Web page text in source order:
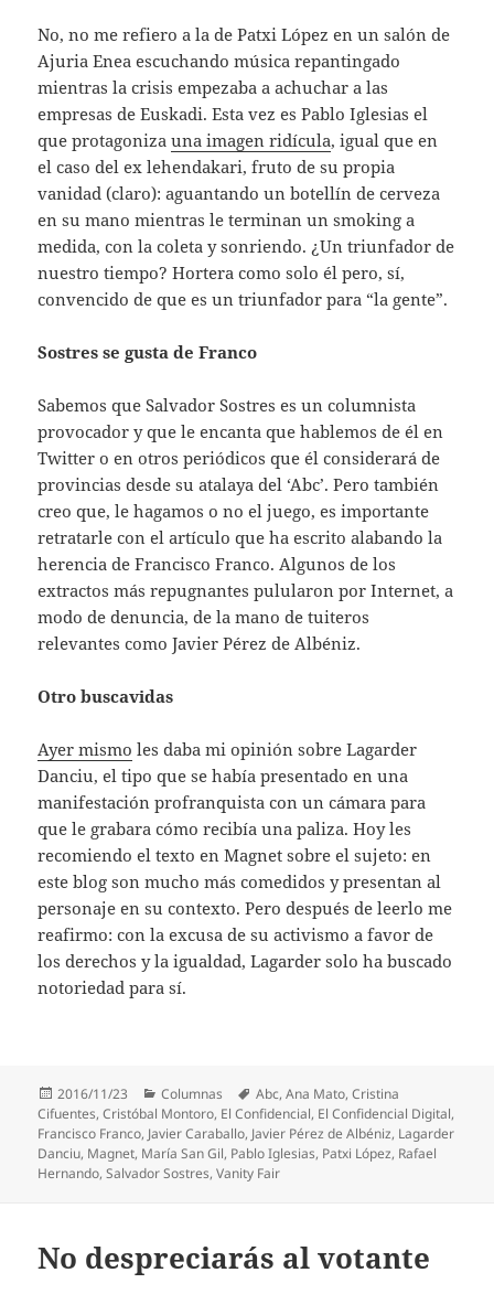
No, no me refiero a la de Patxi López en un salón de
Ajuria Enea escuchando música repantingado
mientras la crisis empezaba a achuchar a las
empresas de Euskadi. Esta vez es Pablo Iglesias el
que protagonizauna imagen ridícula, igual que en
el caso del ex lehendakari, fruto de su propia
vanidad (claro): aguantando un botellín de cerveza
en su mano mientras le terminan un smoking a
medida, con la coleta y sonriendo. ¿Un triunfador de
nuestro tiempo? Hortera como solo él pero, sí,
convencido de que es un triunfador para “la gente”.
Sostres se gusta de Franco
Sabemos que Salvador Sostres es un columnista
provocador y que le encanta que hablemos de él en
Twitter o en otros periódicos que él considerará de
provincias desde su atalaya del ‘Abc’. Pero también
creo que, le hagamos o no el juego, es importante
retratarle con el artículo que ha escrito alabando la
herencia de Francisco Franco. Algunos de los
extractos más repugnantes pulularon por Internet, a
modo de denuncia, de la mano de tuiteros
relevantes como Javier Pérez de Albéniz.
Otro buscavidas
Ayer mismo les daba mi opinión sobre Lagarder
Danciu, el tipo que se había presentado en una
manifestación profranquista con un cámara para
que le grabara cómo recibía una paliza. Hoy les
recomiendo el texto en Magnet sobre el sujeto: en
este blog son mucho más comedidos y presentan al
personaje en su contexto. Pero después de leerlo me
reafirmo: con la excusa de su activismo a favor de
los derechos y la igualdad, Lagarder solo ha buscado
notoriedad para sí.
Publicado
el
2016/11/23 Categorías
Columnas Etiquetas
Abc,Ana Mato,Cristina
Cifuentes,Cristóbal Montoro, El Confidencial, El Confidencial Digital,
Francisco Franco, Javier Caraballo, Javier Pérez de Albéniz, Lagarder
Danciu, Magnet, María San Gil, Pablo Iglesias, Patxi López, Rafael
Hernando,Salvador Sostres,Vanity Fair
No despreciarás al votante